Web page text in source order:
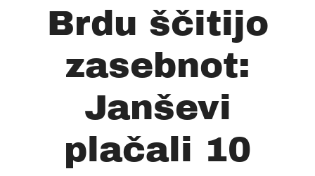
Brdu ščitijo
zasebnot:
Janševi
plačali 10